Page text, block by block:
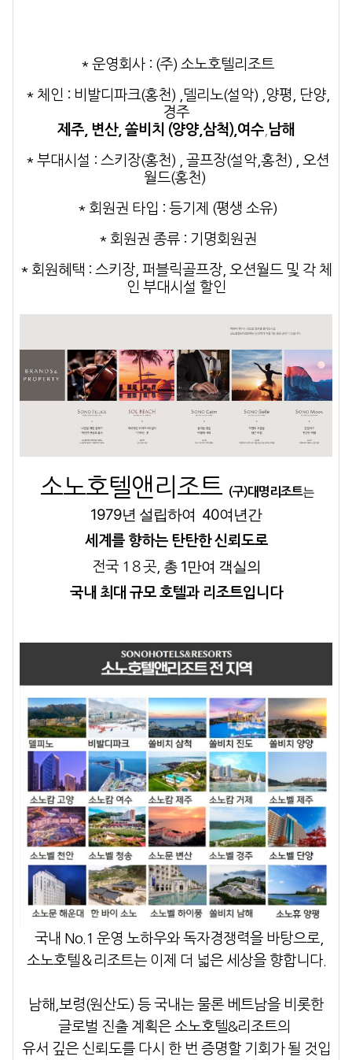
* 운영회사 : (주) 소노호텔리조트
* 체인 : 비발디파크(홍천) ,델리노(설악) ,양평, 단양,
경주
제주, 변산, 쏠비치 (양양,삼척),여수 남해
* 부대시설 : 스키장(홍천) , 골프장(설악,홍천) , 오션
월드(홍천)
* 회원권 타입 : 등기제 (평생 소유)
* 회원권 종류: 기명회원권
* 회원혜택 : 스키장, 퍼블릭골프장, 오션월드 및 각 체
인 부대시설 할인
소노호텔앤리조트 (구)대명리조트는
1979년 설립하여 40여년간
세계를 향하는 탄탄한 신뢰도로
전국 1８곳, 총 1만여 객실의
국내 최대 규모 호텔과 리조트입니다
국내 No.1 운영 노하우와 독자경쟁력을 바탕으로,
소노호텔＆리조트는 이제 더 넓은 세상을 향합니다.
남해,보령(원산도) 등 국내는 물론 베트남을 비롯한
글로벌 진출 계획은 소노호텔&리조트의
유서 깊은 신뢰도를 다시 한 번 증명할 기회가 될 것입